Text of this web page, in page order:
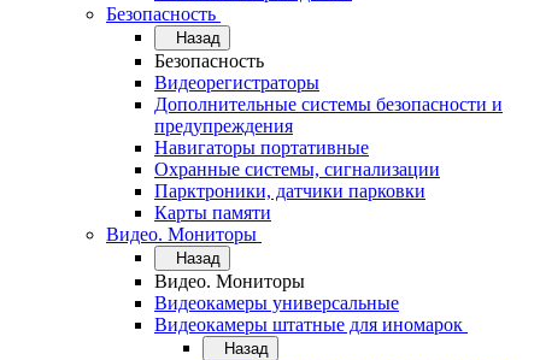
Безопасность
Назад
Безопасность
Видеорегистраторы
Дополнительные системы безопасности и
предупреждения
Навигаторы портативные
Охранные системы, сигнализации
Парктроники, датчики парковки
Карты памяти
Видео. Мониторы
Назад
Видео. Мониторы
Видеокамеры универсальные
Видеокамеры штатные для иномарок
Назад